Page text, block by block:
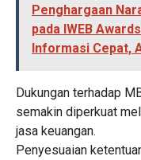
Penghargaan
pada IWEB
Informasi Cepat,
Dukungan terhadap
semakin diperkuat
jasa keuangan.
Penyesuaian